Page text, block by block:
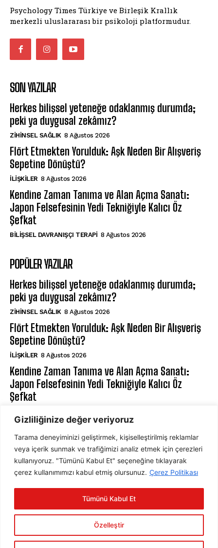
Gizliliğinize değer veriyoruz
Tarama deneyiminizi geliştirmek, kişiselleştirilmiş reklamlar
veya içerik sunmak ve trafiğimizi analiz etmek için çerezleri
kullanıyoruz. "Tümünü Kabul Et" seçeneğine tıklayarak
çerez kullanımımızı kabul etmiş olursunuz. Çerez Politikası
Özelleştir
Tümünü Kabul Et
Psychology Times Türkiye ve Birleşik Krallık
merkezli uluslararası bir psikoloji platformudur.
SON YAZILAR
Herkes bilişsel yeteneğe odaklanmış durumda;
peki ya duygusal zekâmız?
ZIHINSEL SAĞLIK 8 Ağustos 2026
Flört Etmekten Yorulduk: Aşk Neden Bir Alışveriş
Sepetine Dönüştü?
İLIŞKILER 8 Ağustos 2026
Kendine Zaman Tanıma ve Alan Açma Sanatı:
Japon Felsefesinin Yedi Tekniğiyle Kalıcı Öz
Şefkat
BILIŞSEL DAVRANIŞÇI TERAPI 8 Ağustos 2026
POPÜLER YAZILAR
Herkes bilişsel yeteneğe odaklanmış durumda;
peki ya duygusal zekâmız?
ZIHINSEL SAĞLIK 8 Ağustos 2026
Flört Etmekten Yorulduk: Aşk Neden Bir Alışveriş
Sepetine Dönüştü?
İLIŞKILER 8 Ağustos 2026
Kendine Zaman Tanıma ve Alan Açma Sanatı:
Japon Felsefesinin Yedi Tekniğiyle Kalıcı Öz
Şefkat
ABONE OL
ABONE OL
okudum, onaylıyorum.